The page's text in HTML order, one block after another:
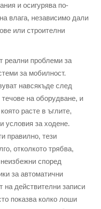
и осигурява по-
влага, независимо дали
или строителни
реални проблеми за
за мобилност.
навсякъде след
на оборудване, и
расте в ъглите,
условия за ходене.
правилно, тези
отколкото трябва,
според
за автоматични
на действителни записи
показва колко лоши